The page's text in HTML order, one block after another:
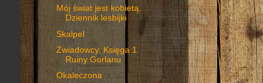
Mój świat jest kobietą.
Dziennik lesbijki
Skalpel
Zwiadowcy. Księga 1.
Ruiny Gorlanu
Okaleczona